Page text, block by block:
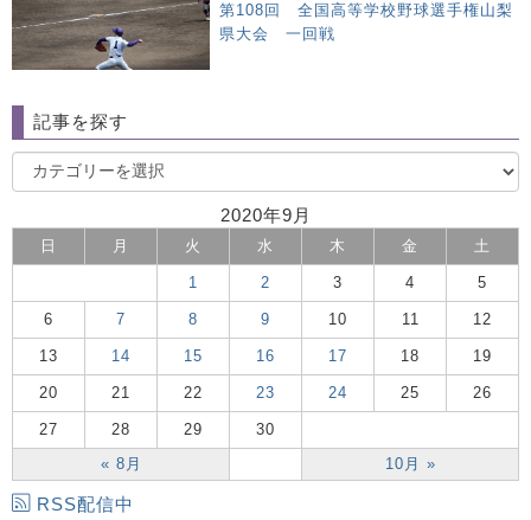
第108回 全国高等学校野球選手権山梨
県大会 一回戦
記事を探す
2020年9月
日 月 火 水 木 金 土
« 8月 10月 »
1 2 3 4 5
6 7 8 9 10 11 12
13 14 15 16 17 18 19
20 21 22 23 24 25 26
27 28 29 30
RSS配信中